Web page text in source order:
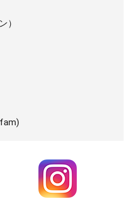
）